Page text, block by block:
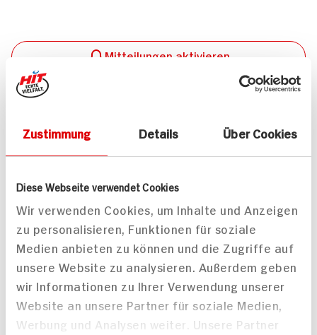
Zustimmung Details Über Cookies
Diese Webseite verwendet Cookies
Wir verwenden Cookies, um Inhalte und Anzeigen
zu personalisieren, Funktionen für soziale
Medien anbieten zu können und die Zugriffe auf
unsere Website zu analysieren. Außerdem geben
wir Informationen zu Ihrer Verwendung unserer
Website an unsere Partner für soziale Medien,
Werbung und Analysen weiter. Unsere Partner
Mitteilungen aktivieren
Passende Artikel zum Rezept Mehr
Montorsi Parma-
Veroni Parmaschinken